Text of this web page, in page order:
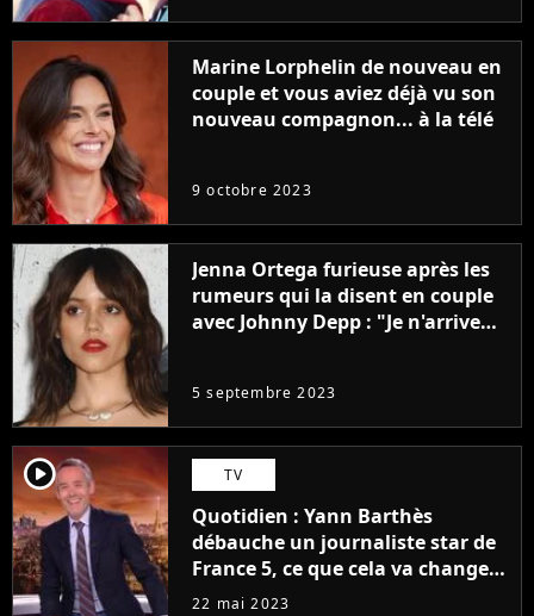
Marine Lorphelin de nouveau en
couple et vous aviez déjà vu son
nouveau compagnon... à la télé
9 octobre 2023
Jenna Ortega furieuse après les
rumeurs qui la disent en couple
avec Johnny Depp : "Je n'arrive
5 septembre 2023
player2 TV
Quotidien : Yann Barthès
débauche un journaliste star de
France 5, ce que cela va changer
à la rentrée
22 mai 2023